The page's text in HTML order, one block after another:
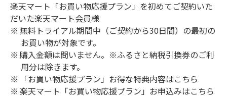
楽天マート「お買い物応援プラン」を初めてご契約いた
だいた楽天マート会員様
無料トライアル期間中（ご契約から30日間）の最初の
お買い物が対象です。
購入金額は問いません。※ふるさと納税引換券のご利
用分は除きます。
「お買い物応援プラン」お得な特典内容はこちら
楽天マート「お買い物応援プラン」お申込みはこちら